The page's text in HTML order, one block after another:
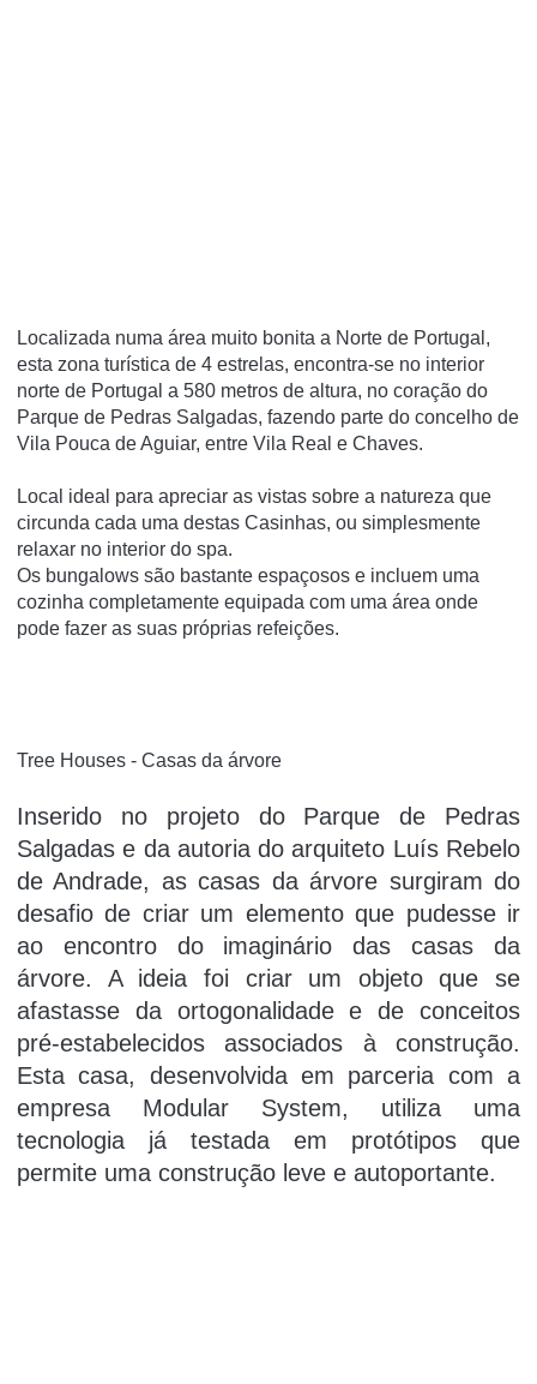
Localizada numa área muito bonita a Norte de Portugal,
esta zona turística de 4 estrelas, encontra-se no interior
norte de Portugal a 580 metros de altura, no coração do
Parque de Pedras Salgadas, fazendo parte do concelho de
Vila Pouca de Aguiar, entre Vila Real e Chaves.
Local ideal para apreciar as vistas sobre a natureza que
circunda cada uma destas Casinhas, ou simplesmente
relaxar no interior do spa.
Os bungalows são bastante espaçosos e incluem uma
cozinha completamente equipada com uma área onde
pode fazer as suas próprias refeições.
Tree Houses - Casas da árvore
Inserido no projeto do Parque de Pedras
Salgadas e da autoria do arquiteto Luís Rebelo
de Andrade, as casas da árvore surgiram do
desafio de criar um elemento que pudesse ir
ao encontro do imaginário das casas da
árvore. A ideia foi criar um objeto que se
afastasse da ortogonalidade e de conceitos
pré-estabelecidos associados à construção.
Esta casa, desenvolvida em parceria com a
empresa Modular System, utiliza uma
tecnologia já testada em protótipos que
permite uma construção leve e autoportante.